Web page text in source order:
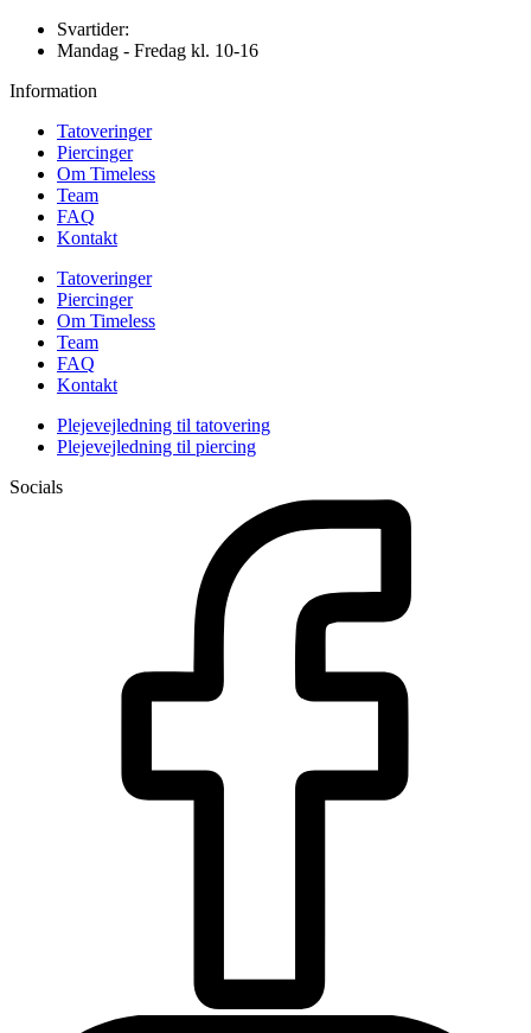
Svartider:
Mandag - Fredag kl. 10-16
Information
Tatoveringer
Piercinger
Om Timeless
Team
FAQ
Kontakt
Tatoveringer
Piercinger
Om Timeless
Team
FAQ
Kontakt
Plejevejledning til tatovering
Plejevejledning til piercing
Socials